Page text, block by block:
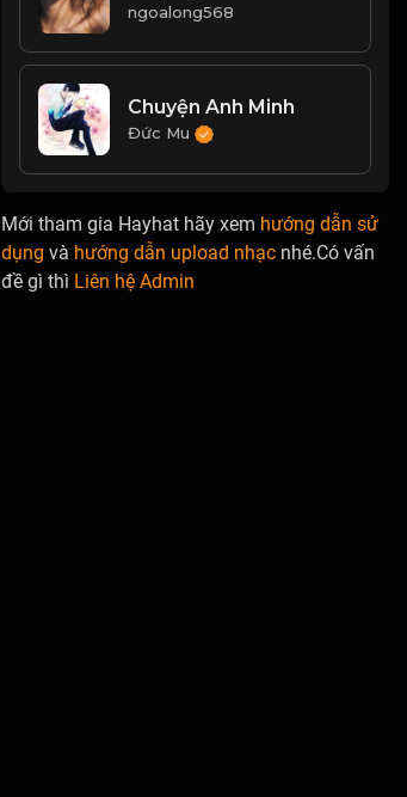
ngoalong568
Chuyện Anh Minh
Đức Mu
Mới tham gia Hayhat hãy xem hướng dẫn sử
dụng và hướng dẫn upload nhạc nhé.Có vấn
đề gì thì Liên hệ Admin